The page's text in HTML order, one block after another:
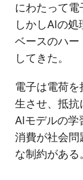
にわたって電
しかしAIの
ベースのハー
してきた。
電子は電荷
生させ、抵抗
AIモデルの学
消費が社会問
な制約がある